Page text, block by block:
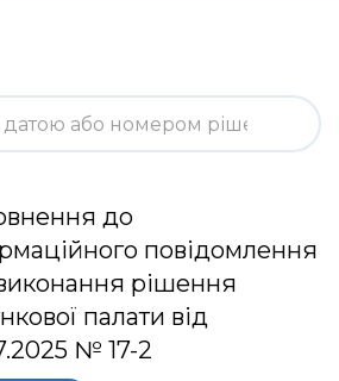
до
повідомлення
рішення
палати від
№ 17-2